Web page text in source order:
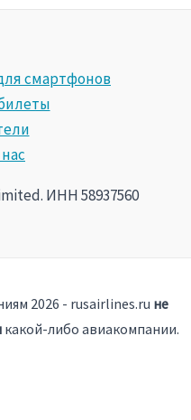
смартфонов
ИНН 58937560
2026 - rusairlines.ru не
какой-либо авиакомпании.